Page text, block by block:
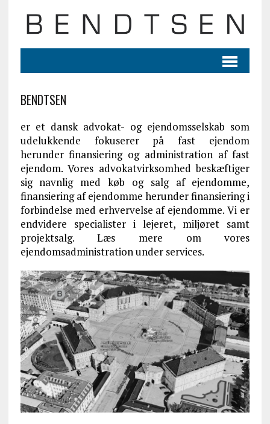
BENDTSEN
er et dansk advokat- og ejendomsselskab som
udelukkende fokuserer på fast ejendom
herunder finansiering og administration af fast
ejendom. Vores advokatvirksomhed beskæftiger
sig navnlig med køb og salg af ejendomme,
finansiering af ejendomme herunder finansiering i
forbindelse med erhvervelse af ejendomme. Vi er
endvidere specialister i lejeret, miljøret samt
projektsalg. Læs mere om vores
ejendomsadministration under services.